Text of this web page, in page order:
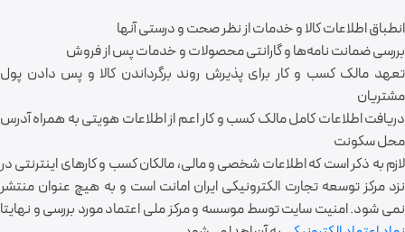
انطباق اطلاعات کالا و خدمات از نظر صحت و درستی آنها
بررسی ضمانت نامههاو گارانتی محصولات و خدمات پس از فروش
تعهد مالک کسب و کار برای پذیرش روند برگرداندن كالا و پس دادن پول
مشتریان
دریافت اطلاعات کامل مالک کسب و کار اعم از اطلاعات هویتی به همراه آدرس
محل سکونت
لازم به ذکر است که اطلاعات شخصی و مالی، مالکان کسب و کارهای اینترنتی در
نزد مرکز توسعه تجارت الکترونیکی ایران امانت است و به هیچ عنوان منتشر
نمی شود. امنیت سایت توسط موسسه و مرکز ملی اعتماد مورد بررسی و نهایتا